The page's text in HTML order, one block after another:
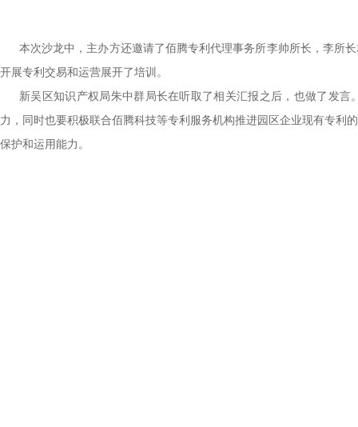
本次沙龙中，主办方还邀请了佰腾专利代理事务所李帅所长，李所
开展专利交易和运营展开了培训。
新吴区知识产权局朱中群局长在听取了相关汇报之后，也做了发
力，同时也要积极联合佰腾科技等专利服务机构推进园区企业现有专利
保护和运用能力。